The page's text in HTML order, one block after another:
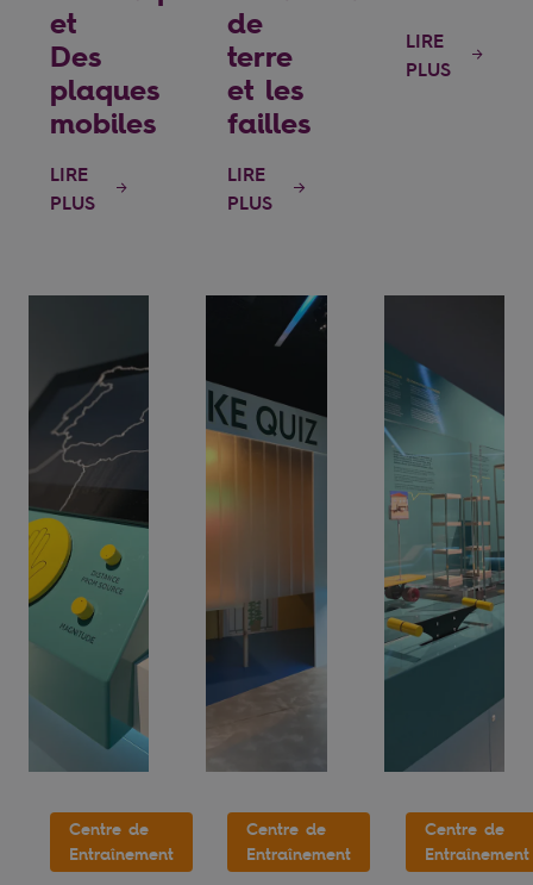
et
Des
plaques
mobiles
LIRE
PLUS
de
terre
et les
failles
LIRE
PLUS
LIRE
PLUS
Centre de
Entraînement
Centre de
Entraînement
Centre de
Entraînement